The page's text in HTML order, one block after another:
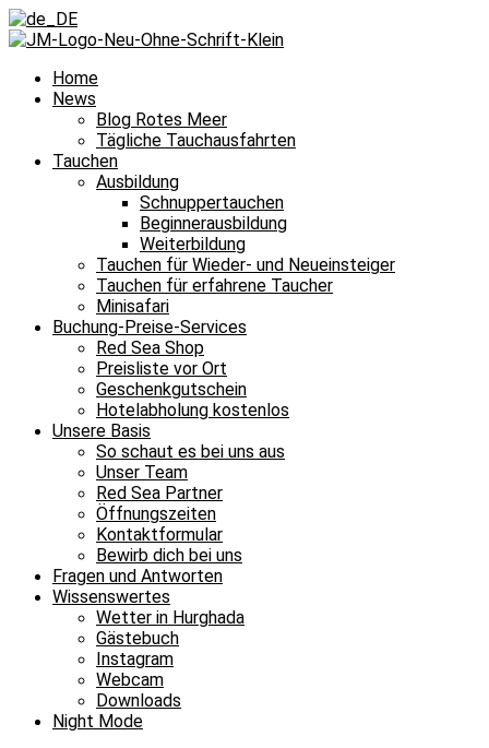
Home
News
Blog Rotes Meer
Tägliche Tauchausfahrten
Tauchen
Ausbildung
Schnuppertauchen
Beginnerausbildung
Weiterbildung
Tauchen für Wieder- und Neueinsteiger
Tauchen für erfahrene Taucher
Minisafari
Buchung-Preise-Services
Red Sea Shop
Preisliste vor Ort
Geschenkgutschein
Hotelabholung kostenlos
Unsere Basis
So schaut es bei uns aus
Unser Team
Red Sea Partner
Öffnungszeiten
Kontaktformular
Bewirb dich bei uns
Fragen und Antworten
Wissenswertes
Wetter in Hurghada
Gästebuch
Instagram
Webcam
Downloads
Night Mode